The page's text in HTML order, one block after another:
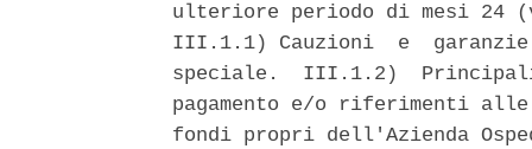
ulteriore periodo di mesi 24
III.1.1) Cauzioni  e
speciale.  III.1.2)
pagamento e/o riferimenti
fondi propri dell'Azienda